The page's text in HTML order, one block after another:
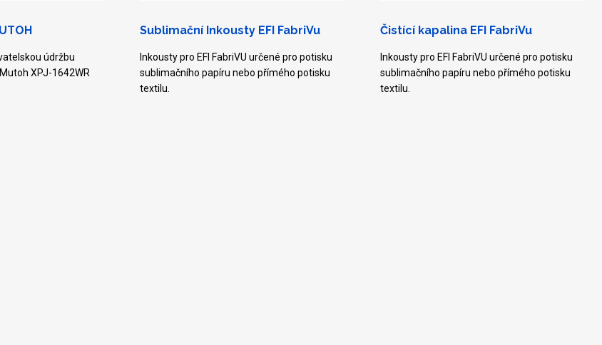
údržbu
XPJ-1642WR
Sublimační Inkousty EFI FabriVu
Inkousty pro EFI FabriVU určené pro potisku
sublimačního papíru nebo přímého potisku
textilu.
Čistící kapalina EFI FabriVu
Inkousty pro EFI FabriVU určené pro potisku
sublimačního papíru nebo přímého potisku
textilu.